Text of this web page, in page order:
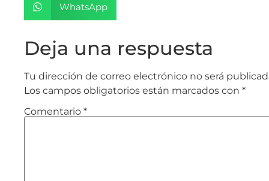
WhatsApp
Deja una respuesta
Tu dirección de correo electrónico no será
Los campos obligatorios están marcados con *
Comentario *